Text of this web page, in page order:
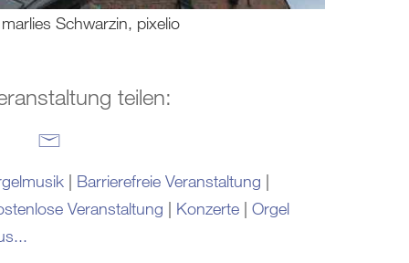
Schwarzin, pixelio
teilen:
| Barrierefreie Veranstaltung |
Veranstaltung | Konzerte| Orgel